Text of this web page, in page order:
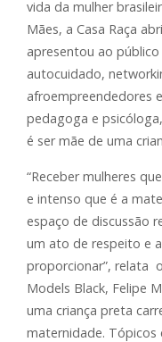
vida da mulher
Mães, a Casa Raça
apresentou ao
autocuidado,
afroempreendedores
pedagoga e
é ser mãe de uma
“Receber mulheres
e intenso que é a
espaço de discussão
um ato de respeito e
proporcionar”, relata
Models Black, Felipe
uma criança preta
maternidade. Tópicos